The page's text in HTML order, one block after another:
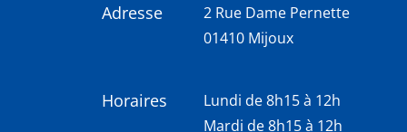
Adresse
2 Rue Dame Pernette
01410 Mijoux
Horaires
Lundi de 8h15 à 12h
Mardi de 8h15 à 12h